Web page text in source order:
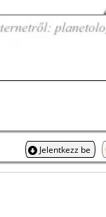
Jelentkezz be